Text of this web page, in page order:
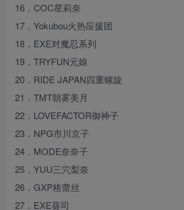
16．COC星莉奈
17．Yokubou火热应援团
18．EXE对魔忍系列
19．TRYFUN元娘
20．RIDE JAPAN四重螺旋
21．TMT朝雾美月
22．LOVEFACTOR御神子
23．NPG市川京子
24．MODE奈奈子
25．YUU三穴梨奈
26．GXP格蕾丝
27．EXE葵司